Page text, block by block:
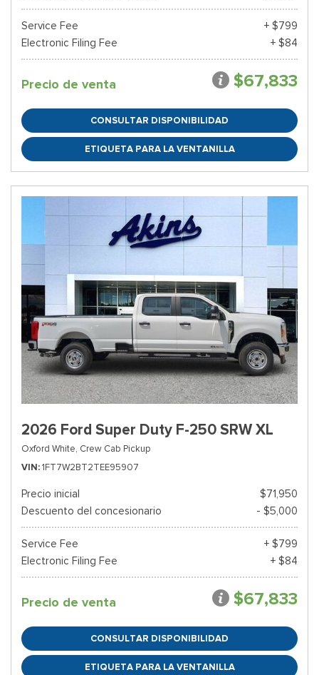
Service Fee
+ $799
Electronic Filing Fee
+ $84
Precio de venta $67,833
CONSULTAR DISPONIBILIDAD
ETIQUETA PARA LA VENTANILLA
2026 Ford Super Duty F-250 SRW XL
Oxford White, Crew Cab Pickup
VIN 1FT7W2BT2TEE95907
Precio inicial
$71,950
Descuento del concesionario
- $5,000
Service Fee
+ $799
Electronic Filing Fee
+ $84
Precio de venta $67,833
CONSULTAR DISPONIBILIDAD
ETIQUETA PARA LA VENTANILLA